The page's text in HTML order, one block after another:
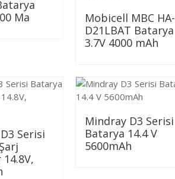
Ma
Mobicell MBC HA-
D21LBAT Batarya
3.7V 4000 mAh
Serisi
Mindray D3 Serisi
Batarya 14.4 V
5600mAh